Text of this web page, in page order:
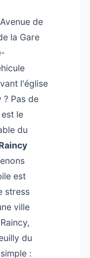
de
la Gare
l'église
? Pas de
est le
du
est
stress
ville
du
: